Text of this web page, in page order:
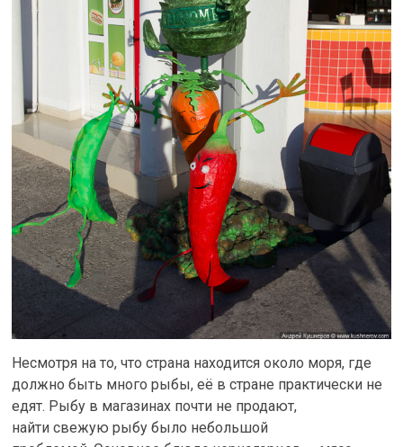
Несмотря на то, что страна находится около моря, где
должно быть много рыбы, её в стране практически не
едят. Рыбу в магазинах почти не продают,
найти свежую рыбу было небольшой